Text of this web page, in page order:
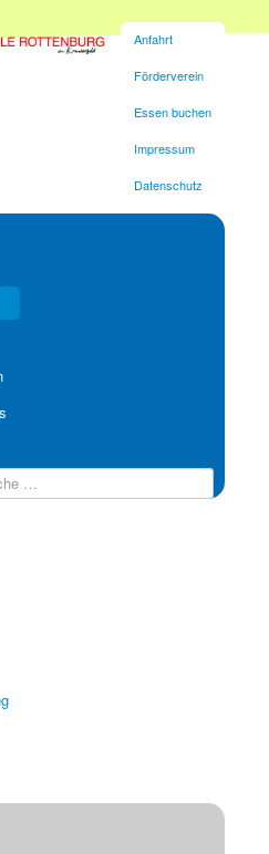
Anfahrt
Förderverein
Essen buchen
Impressum
Datenschutz